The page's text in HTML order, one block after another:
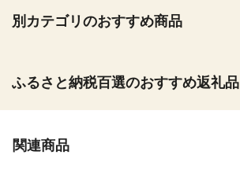
別カテゴリのおすすめ商品
ふるさと納税百選のおすすめ返礼品
関連商品